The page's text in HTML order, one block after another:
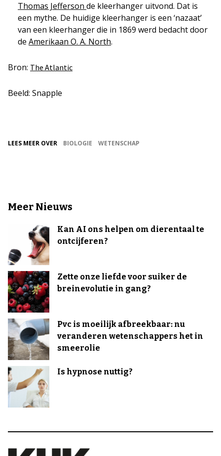
Thomas Jefferson de kleerhanger uitvond. Dat is
een mythe. De huidige kleerhanger is een ‘nazaat’
van een kleerhanger die in 1869 werd bedacht door
de Amerikaan O. A. North.
Bron: The Atlantic
Beeld: Snapple
LEES MEER OVER BIOLOGIE WETENSCHAP
Meer Nieuws
Kan AI ons helpen om dierentaal te
ontcijferen?
Zette onze liefde voor suiker de
breinevolutie in gang?
Pvc is moeilijk afbreekbaar: nu
veranderen wetenschappers het in
smeerolie
Is hypnose nuttig?